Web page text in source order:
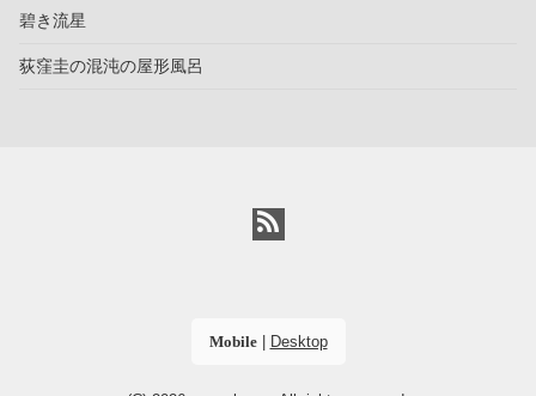
碧き流星
荻窪圭の混沌の屋形風呂
Mobile| Desktop